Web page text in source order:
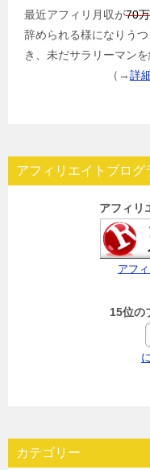
最近アフィリ月収が70
辞められる様になりう
き、未だサラリーマン
（→詳
アフィリエイトブログ
アフィリ
アフ
15位の
カテゴリー